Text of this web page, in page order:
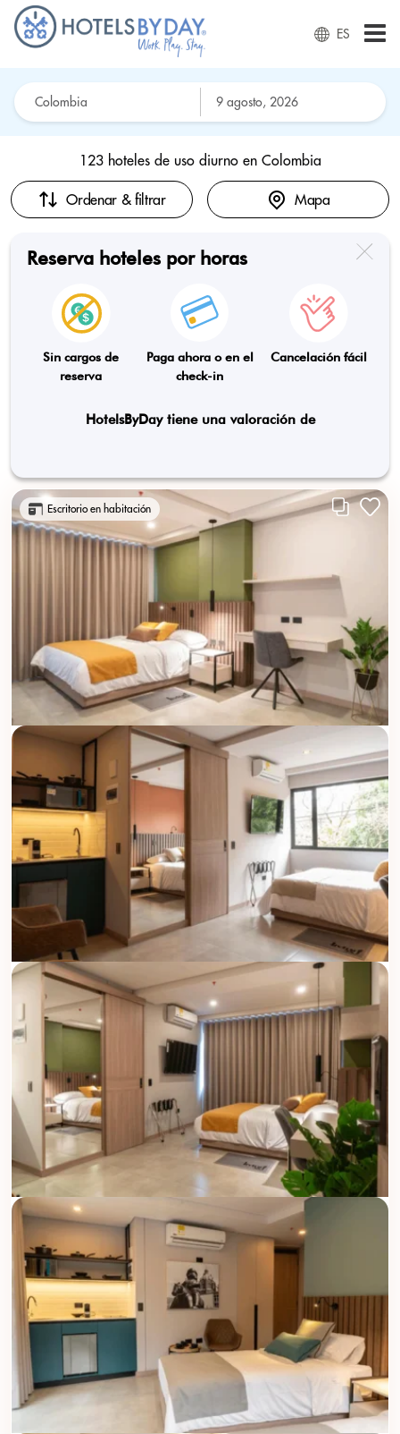
ES
123 hoteles de uso diurno en Colombia
Ordenar & filtrar Mapa
Reserva hoteles por horas
Sin cargos de
reserva
Paga ahora o en el
check-in
Cancelación fácil
HotelsByDay tiene una valoración de
Escritorio en habitación